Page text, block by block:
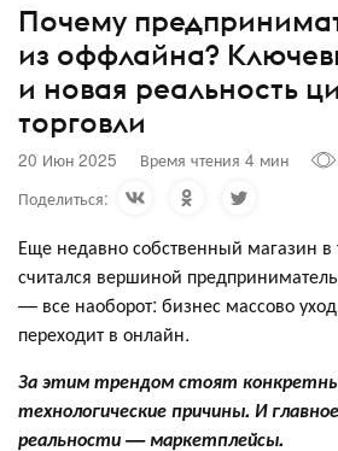
Почему
из оффлайна?
и новая реальность
торговли
20 Июн 2025 Время чтения 4 мин
Поделиться:
Еще недавно собственный магазин в
считался вершиной
— все наоборот: бизнес массово
переходит в онлайн.
За этим трендом стоят
технологические причины. И
реальности — маркетплейсы.